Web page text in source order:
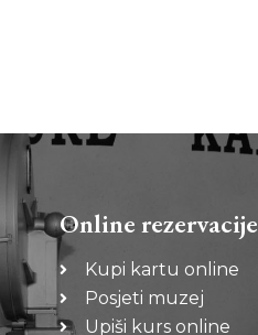
Online rezervacije
Kupi kartu online
Posjeti muzej
Upiši kurs online